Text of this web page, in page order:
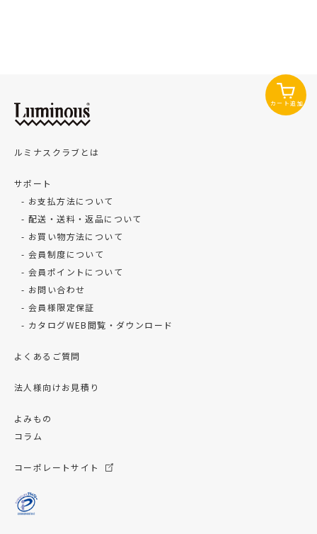
カート追加
ルミナスクラブとは
サポート
お支払方法について
配送・送料・返品について
お買い物方法について
会員制度について
会員ポイントについて
お問い合わせ
会員様限定保証
カタログWEB閲覧・ダウンロード
よくあるご質問
法人様向けお見積り
よみもの
コラム
コーポレートサイト